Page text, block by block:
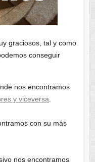
graciosos, tal y como
conseguir
nos encontramos
y viceversa
con su más
nos encontramos